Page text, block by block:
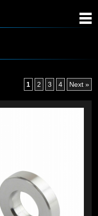
1
2 3 4 Next »